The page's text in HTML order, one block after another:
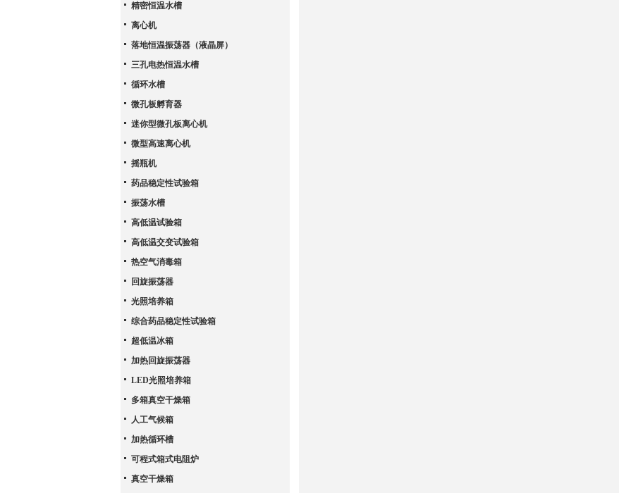
精密恒温水槽
离心机
落地恒温振荡器（液晶屏）
三孔电热恒温水槽
循环水槽
微孔板孵育器
迷你型微孔板离心机
微型高速离心机
摇瓶机
药品稳定性试验箱
振荡水槽
高低温试验箱
高低温交变试验箱
热空气消毒箱
回旋振荡器
光照培养箱
综合药品稳定性试验箱
超低温冰箱
加热回旋振荡器
LED光照培养箱
多箱真空干燥箱
人工气候箱
加热循环槽
可程式箱式电阻炉
真空干燥箱